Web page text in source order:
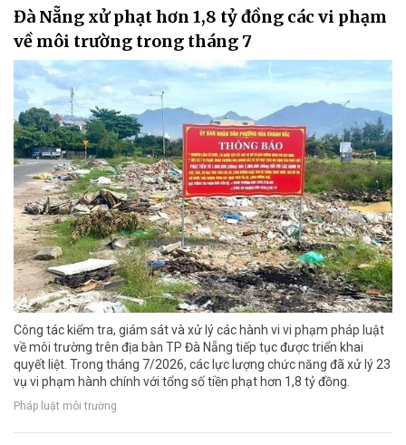
Đà Nẵng xử phạt hơn 1,8 tỷ đồng các vi phạm
về môi trường trong tháng 7
Công tác kiểm tra, giám sát và xử lý các hành vi vi phạm pháp luật
về môi trường trên địa bàn TP Đà Nẵng tiếp tục được triển khai
quyết liệt. Trong tháng 7/2026, các lực lượng chức năng đã xử lý 23
vụ vi phạm hành chính với tổng số tiền phạt hơn 1,8 tỷ đồng.
Pháp luật môi trường